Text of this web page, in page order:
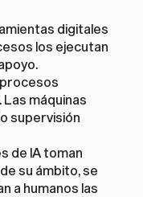
digitales
los ejecutan
máquinas
supervisión
de IA toman
su ámbito, se
a humanos las